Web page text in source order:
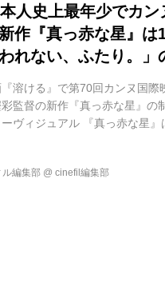
人史上最年少でカ
作『真っ赤な星』
れない、ふたり。」
『溶ける』で第70回カンヌ国
監督の新作『真っ赤な星』
ヴィジュアル 『真っ赤な星
まれる「好き」という思いを描
を売ってしまう元看護師、津
ル編集部 @ cinefil編集部